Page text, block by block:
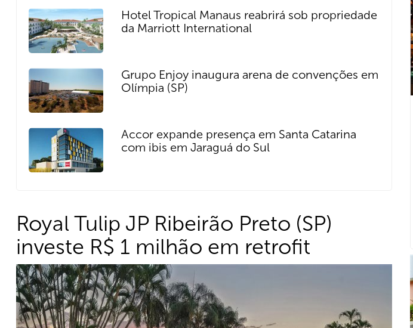
Hotel Tropical Manaus reabrirá sob propriedade
da Marriott International
Grupo Enjoy inaugura arena de convenções em
Olímpia (SP)
Accor expande presença em Santa Catarina
com ibis em Jaraguá do Sul
Royal Tulip JP Ribeirão Preto (SP)
investe R$ 1 milhão em retrofit